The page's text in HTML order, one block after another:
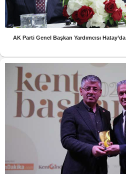
AK Parti Genel Başkan Yardımcısı Hatay’da